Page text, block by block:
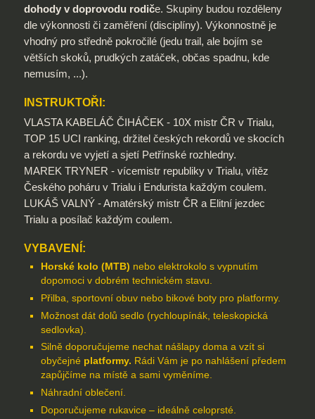
dohody v doprovodu rodiče. Skupiny budou rozděleny
dle výkonnosti či zaměření (disciplíny). Výkonnostně je
vhodný pro středně pokročilé (jedu trail, ale bojím se
větších skoků, prudkých zatáček, občas spadnu, kde
nemusím, ...).
INSTRUKTOŘI:
VLASTA KABELÁČ ČIHÁČEK - 10X mistr ČR v Trialu,
TOP 15 UCI ranking, držitel českých rekordů ve skocích
a rekordu ve vyjetí a sjetí Petřínské rozhledny.
MAREK TRYNER - vícemistr republiky v Trialu, vítěz
Českého poháru v Trialu i Endurista každým coulem.
LUKÁŠ VALNÝ - Amatérský mistr ČR a Elitní jezdec
Trialu a posílač každým coulem.
VYBAVENÍ:
Horské kolo (MTB) nebo elektrokolo s vypnutím
dopomoci v dobrém technickém stavu.
Přilba, sportovní obuv nebo bikové boty pro platformy.
Možnost dát dolů sedlo (rychloupínák, teleskopická
sedlovka).
Silně doporučujeme nechat nášlapy doma a vzít si
obyčejné platformy. Rádi Vám je po nahlášení předem
zapůjčíme na místě a sami vyměníme.
Náhradní oblečení.
Doporučujeme rukavice – ideálně celoprsté.